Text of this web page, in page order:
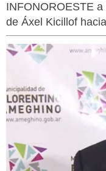
INFONOROESTE
de Áxel Kicillof